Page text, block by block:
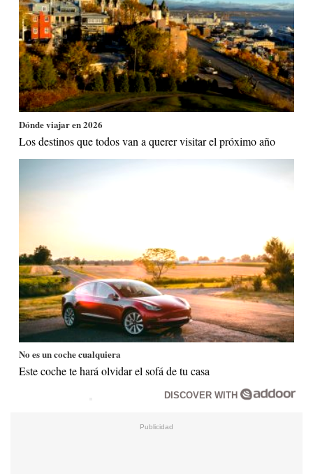
Dónde viajar en 2026
Los destinos que todos van a querer visitar el próximo año
No es un coche cualquiera
Este coche te hará olvidar el sofá de tu casa
DISCOVER WITH